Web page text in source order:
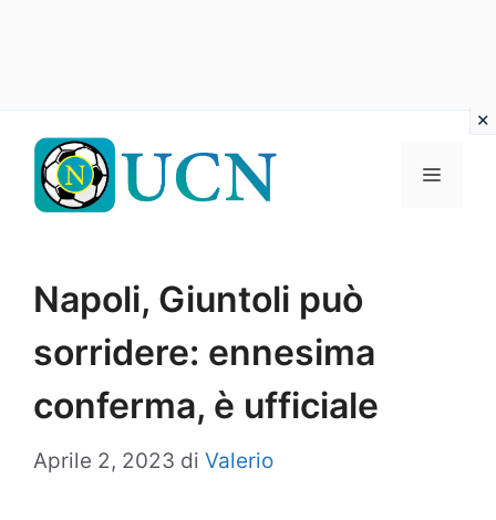
contenuto
Menu
Napoli, Giuntoli può
sorridere: ennesima
conferma, è ufficiale
Aprile 2, 2023 di Valerio